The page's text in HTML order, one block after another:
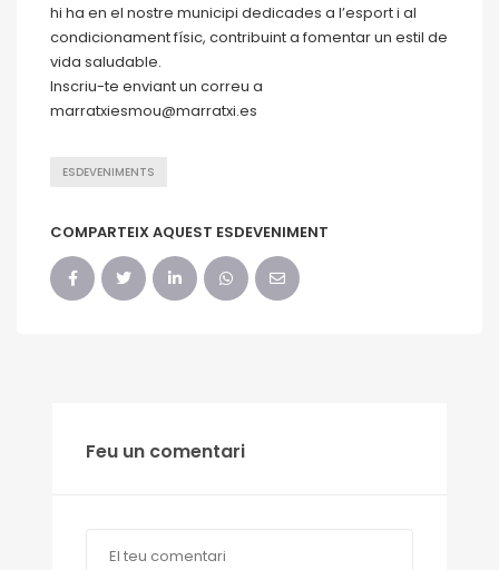
hi ha en el nostre municipi dedicades a l’esport i al
condicionament físic, contribuint a fomentar un estil de
vida saludable.
Inscriu-te enviant un correu a
marratxiesmou@marratxi.es
ESDEVENIMENTS
COMPARTEIX AQUEST ESDEVENIMENT
Feu un comentari